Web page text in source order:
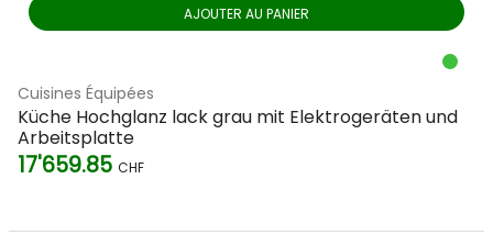
AJOUTER AU PANIER
Cuisines Équipées
Küche Hochglanz lack grau mit Elektrogeräten und
Arbeitsplatte
17'659.85 CHF